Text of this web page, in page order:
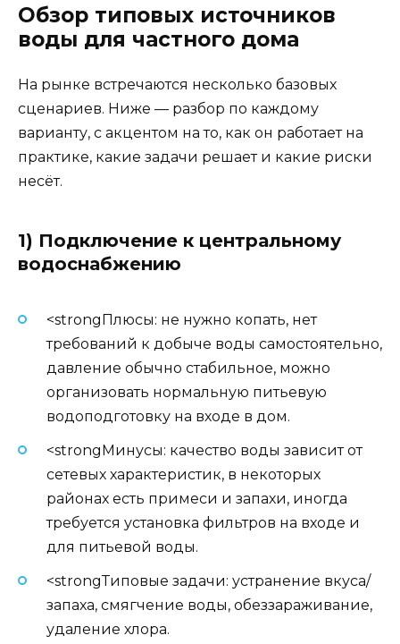
Обзор типовых источников
воды для частного дома
На рынке встречаются несколько базовых
сценариев. Ниже — разбор по каждому
варианту, с акцентом на то, как он работает на
практике, какие задачи решает и какие риски
несёт.
1) Подключение к центральному
водоснабжению
<strongПлюсы: не нужно копать, нет
требований к добыче воды самостоятельно,
давление обычно стабильное, можно
организовать нормальную питьевую
водоподготовку на входе в дом.
<strongМинусы: качество воды зависит от
сетевых характеристик, в некоторых
районах есть примеси и запахи, иногда
требуется установка фильтров на входе и
для питьевой воды.
<strongТиповые задачи: устранение вкуса/
запаха, смягчение воды, обеззараживание,
удаление хлора.